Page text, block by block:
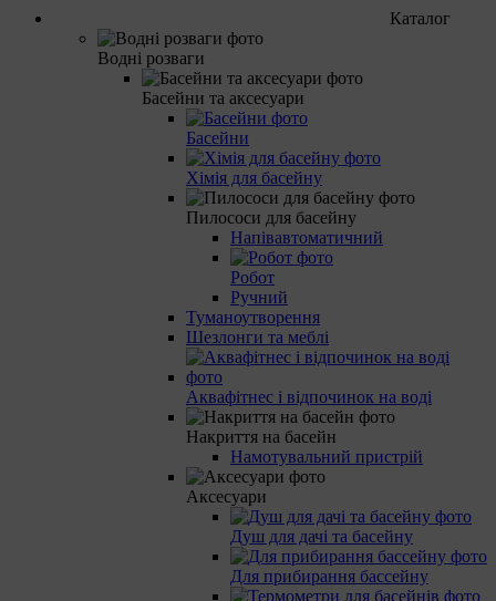
Каталог
Водні розваги
Басейни та аксесуари
Басейни
Хімія для басейну
Пилососи для басейну
Напівавтоматичний
Робот
Ручний
Туманоутворення
Шезлонги та меблі
Аквафітнес і відпочинок на воді
Накриття на басейн
Намотувальний пристрій
Аксесуари
Душ для дачі та басейну
Для прибирання бассейну